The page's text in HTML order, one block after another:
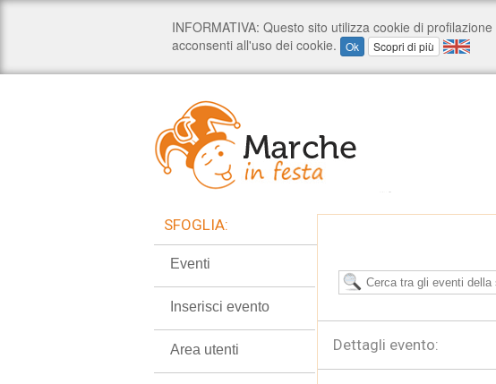
Dettagli evento:
SFOGLIA:
Eventi
Inserisci evento
Area utenti